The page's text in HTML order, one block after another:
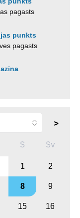
pagasts
punkts
pagasts
>
S Sv
1 2
8 9
15 16